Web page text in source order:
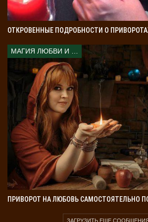
решения. Вы видите возможности там,
видят проблемы. Ваши планы могут
наукой, искусством или
Вы любите строить планы с
идеи вдохновляют окружающих.
следовать за вами.
Планы на будущее Водолеев:
🧭 Желание изменить мир.
🤝 Вовлечение близких в свои
🚀 Готовность к риску ради
🏥 Здоровье
забота о себе
Здоровье для Водолеев — это
стремитесь к гармонии. Вы знаете,
зависит от эмоций. Водолеи часто
ОТКРОВЕННЫЕ ПОДРОБНОСТИ О
ПРИВОРОТ НА ЛЮБОВЬ САМОСТОЯТЕЛЬНО
ЗАГРУЗИТЬ ЕЩЕ